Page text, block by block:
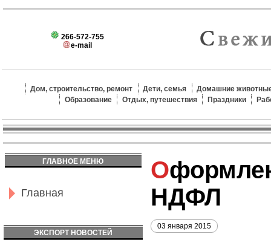
266-572-755
e-mail
Дом, строительство, ремонт Дети, семья
Домашние
Образование
Отдых, путешествия Праздники
ГЛАВНОЕ МЕНЮ
Главная
ЭКСПОРТ НОВОСТЕЙ
Оформление справки 2
НДФЛ
03 января 2015